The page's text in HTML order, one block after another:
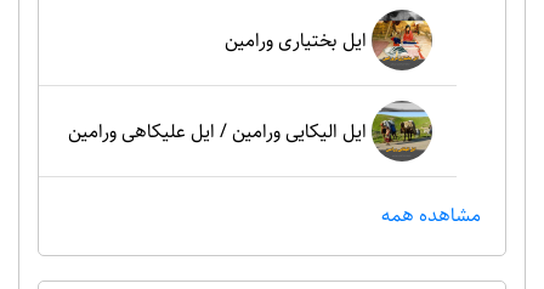
ایل بختیاری ورامین
ایل الیکایی ورامین / ایل علیکاهی ورامین
مشاهده همه